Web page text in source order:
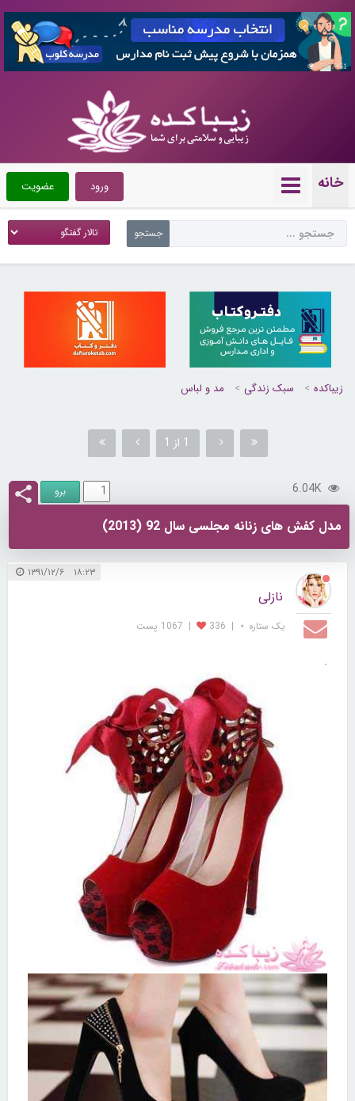
7357451
خانه عضویت ورود
زیباکده سبک زندگی مد و لباس
1 از 1
6.04K
مدل کفش های زنانه مجلسی سال 92 (2013)
۱۸:۲۳ ۱۳۹۱/۱۲/۶
نازلی
یک ستاره ⋆ |
336
| 1067 پست
.